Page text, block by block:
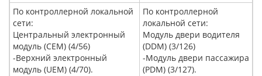
По контроллерной локальной
сети:
Центральный электронный
модуль (CEM) (4/56)
-Верхний электронный
модуль (UEM) (4/70).
По контроллерной
локальной сети:
Модуль двери водителя
(DDM) (3/126)
-Модуль двери пассажира
(PDM) (3/127).